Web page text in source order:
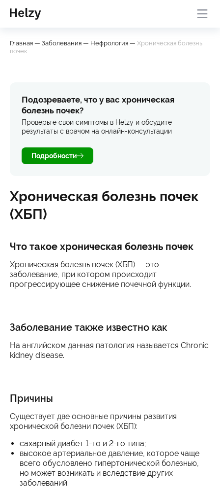
врачом
знаний
Проверить
симптомы
Главная — Заболевания — Нефрология — Хроническая болезнь
почек
Подозреваете, что у вас хроническая
болезнь почек?
Проверьте свои симптомы в Helzy и обсудите
результаты с врачом на онлайн-консультации
Подробности
Хроническая болезнь почек
(ХБП)
Что такое хроническая болезнь почек
Хроническая болезнь почек (ХБП) — это
заболевание, при котором происходит
прогрессирующее снижение почечной функции.
Заболевание также известно как
На английском данная патология называется Chronic
kidney disease.
Причины
Существует две основные причины развития
хронической болезни почек (ХБП):
сахарный диабет 1-го и 2-го типа;
высокое артериальное давление, которое чаще
всего обусловлено гипертонической болезнью,
но может возникать и вследствие других
заболеваний.